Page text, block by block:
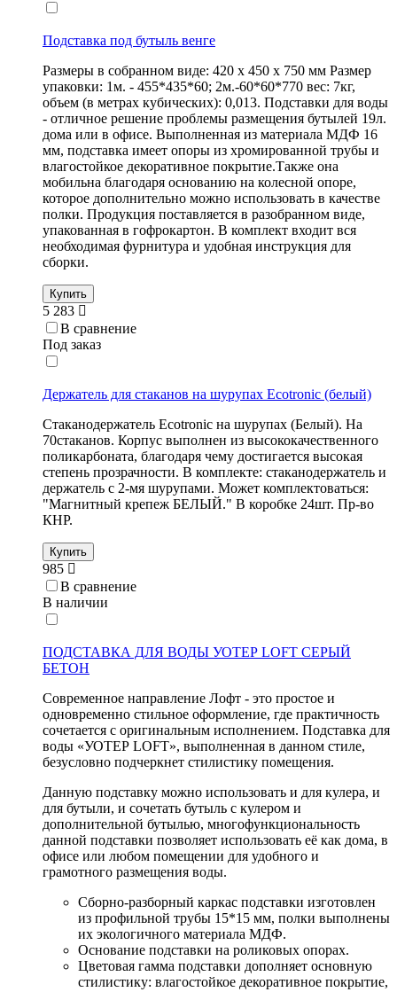
Подставка под бутыль венге
Размеры в собранном виде: 420 х 450 х 750 мм Размер
упаковки: 1м. - 455*435*60; 2м.-60*60*770 вес: 7кг,
объем (в метрах кубических): 0,013. Подставки для воды
- отличное решение проблемы размещения бутылей 19л.
дома или в офисе. Выполненная из материала МДФ 16
мм, подставка имеет опоры из хромированной трубы и
влагостойкое декоративное покрытие.Также она
мобильна благодаря основанию на колесной опоре,
которое дополнительно можно использовать в качестве
полки. Продукция поставляется в разобранном виде,
упакованная в гофрокартон. В комплект входит вся
необходимая фурнитура и удобная инструкция для
сборки.
Купить
5 283
В сравнение
Под заказ
Держатель для стаканов на шурупах Ecotronic (белый)
Стаканодержатель Ecotronic на шурупах (Белый). На
70стаканов. Корпус выполнен из высококачественного
поликарбоната, благодаря чему достигается высокая
степень прозрачности. В комплекте: стаканодержатель и
держатель с 2-мя шурупами. Может комплектоваться:
"Магнитный крепеж БЕЛЫЙ." В коробке 24шт. Пр-во
КНР.
Купить
985
В сравнение
В наличии
ПОДСТАВКА ДЛЯ ВОДЫ УОТЕР LOFT СЕРЫЙ
БЕТОН
Современное направление Лофт - это простое и
одновременно стильное оформление, где практичность
сочетается с оригинальным исполнением. Подставка для
воды «УОТЕР LOFT», выполненная в данном стиле,
безусловно подчеркнет стилистику помещения.
Данную подставку можно использовать и для кулера, и
для бутыли, и сочетать бутыль с кулером и
дополнительной бутылью, многофункциональность
данной подставки позволяет использовать её как дома, в
офисе или любом помещении для удобного и
грамотного размещения воды.
Сборно-разборный каркас подставки изготовлен
из профильной трубы 15*15 мм, полки выполнены
их экологичного материала МДФ.
Основание подставки на роликовых опорах.
Цветовая гамма подставки дополняет основную
стилистику: влагостойкое декоративное покрытие,